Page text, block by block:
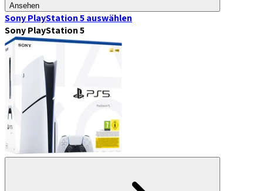
Ansehen
Sony PlayStation 5auswählen
Sony PlayStation 5